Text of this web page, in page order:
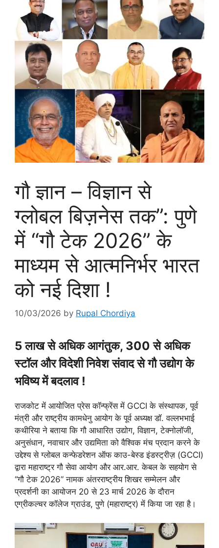
गौ ज्ञान – विज्ञान से
ग्लोबल बिज़नेस तक”: पुणे
में “गौ टेक 2026” के
माध्यम से आत्मनिर्भर भारत
को नई दिशा !
10/03/2026 by Rupal Chordiya
5 लाख से अधिक आगंतुक, 300 से अधिक
स्टॉल और विदेशी निवेश संवाद से गौ उद्योग के
भविष्य में बदलाव !
राजकोट में आयोजित प्रेस कॉन्फ्रेंस में GCCI के संस्थापक, पूर्व
मंत्री और राष्ट्रीय कामधेनु आयोग के पूर्व अध्यक्ष डॉ. वल्लभभाई
कथीरिया ने बताया कि गौ आधारित उद्योग, विज्ञान, टेक्नोलॉजी,
अनुसंधान, नवाचार और उद्यमिता को वैश्विक मंच प्रदान करने के
उद्देश्य से ग्लोबल कन्फेडरेशन ऑफ काउ-बेस्ड इंडस्ट्रीज़ (GCCI)
द्वारा महाराष्ट्र गौ सेवा आयोग और आर.आर. केबल के सहयोग से
“गौ टेक 2026” नामक अंतरराष्ट्रीय शिखर सम्मेलन और
प्रदर्शनी का आयोजन 20 से 23 मार्च 2026 के दौरान
एग्रीकल्चर कॉलेज ग्राउंड, पुणे (महाराष्ट्र) में किया जा रहा है।